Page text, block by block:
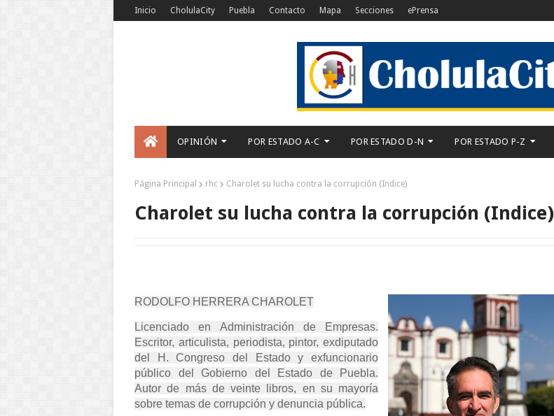
Inicio CholulaCity Puebla Contacto Mapa Secciones ePrensa
OPINIÓN POR ESTADO A-C POR ESTADO D-N POR ESTADO P-Z
Página Principal rhc Charolet su lucha contra la corrupción (Indice)
Charolet su lucha contra la corrupción (Indice)
RODOLFO HERRERA CHAROLET
Licenciado en Administración de Empresas.
Escritor, articulista, periodista, pintor, exdiputado
del H. Congreso del Estado y exfuncionario
público del Gobierno del Estado de Puebla.
Autor de más de veinte libros, en su mayoría
sobre temas de corrupción y denuncia pública.